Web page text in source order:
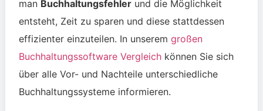
man Buchhaltungsfehlerund die Möglichkeit
entsteht, Zeit zu sparen und diese stattdessen
effizienter einzuteilen. In unserem großen
Buchhaltungssoftware Vergleichkönnen Sie sich
über alle Vor- und Nachteile unterschiedliche
Buchhaltungssysteme informieren.